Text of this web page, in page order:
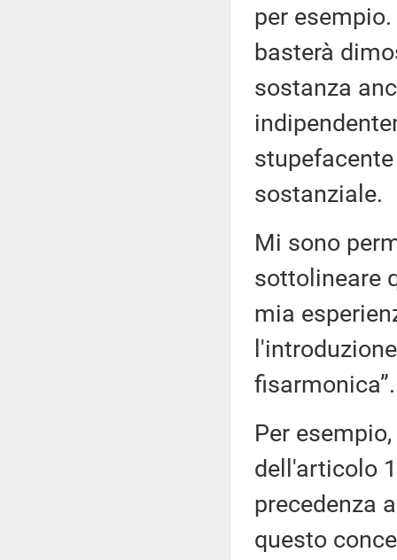
per
basterà
sostanza
sostanziale.
Mi sono
sottolineare
mia
fisarmonica”.
Per
dell'articolo
precedenza
questo